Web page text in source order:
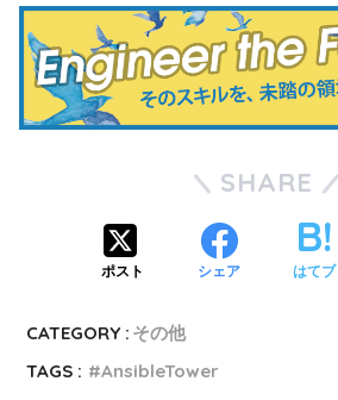
SHARE
ポスト シェア はてブ
CATEGORY : その他
TAGS :
AnsibleTower